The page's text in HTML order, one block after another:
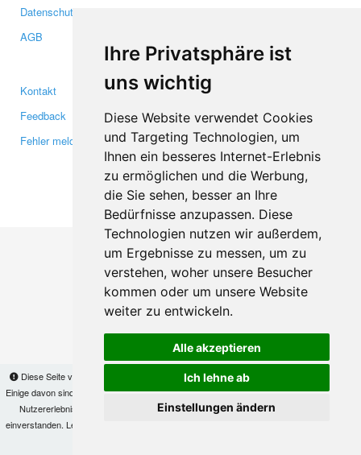
Ihre Privatsphäre ist
uns wichtig
Diese Website verwendet Cookies
und Targeting Technologien, um
Ihnen ein besseres Internet-Erlebnis
zu ermöglichen und die Werbung,
die Sie sehen, besser an Ihre
Bedürfnisse anzupassen. Diese
Technologien nutzen wir außerdem,
um Ergebnisse zu messen, um zu
verstehen, woher unsere Besucher
kommen oder um unsere Website
weiter zu entwickeln.
Alle akzeptieren
Ich lehne ab
Einstellungen ändern
Diese Seite verwendet Cookies, um Informationen auf Ihrem Computer zu speichern.
Einige davon sind notwendig, damit unsere Seite funktioniert, andere helfen uns dabei, das
Nutzererlebnis zu verbessern. Mit der Nutzung dieser Seite erklären Sie sich damit
einverstanden. Lesen Sie unsere
Datenschutzerklärung
AGB
Medien
Kontakt
Feedback
Fehler melden
Facebook
Twitter
YouTube
Google+
Makis© Copyright 2026